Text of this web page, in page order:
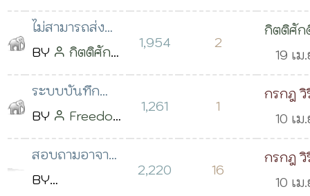
ทาง Line
Nawapon
เม.ย. 2562 เวลา
10:19 น.
2562 เ
ไม่สามารถส่ง
Email ใน
โปรแกรมระบบ
(ครุภัณฑ์)
BY
กิตติศักดิ์
พิสุทธิประกร
23:44 น.
1,954 2
กิตติศัก
สุทธิป
19 เม
2562 เ
ระบบบันทึก
ข้อมูลสำหรับ
ร้านซ่อม PHP
BY
Freedom
Man Freedom
1,261 1
กรกฎ วิ
10 เม
2562 เ
สอบถามอาจาร
ค่ะ ร้านค้า
BY
2,220 16
กรกฎ วิ
10 เม